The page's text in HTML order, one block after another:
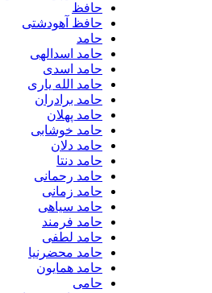
حافظ
حافظ آهودشتی
حامد
حامد اسدالهی
حامد اسدی
حامد الله یاری
حامد برادران
حامد پهلان
حامد خوشابی
حامد دلان
حامد دنتا
حامد رحمانی
حامد زمانی
حامد سیاهی
حامد فرمند
حامد لطفی
حامد محضرنیا
حامد همایون
حامی